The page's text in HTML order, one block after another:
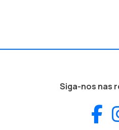
Siga-nos nas